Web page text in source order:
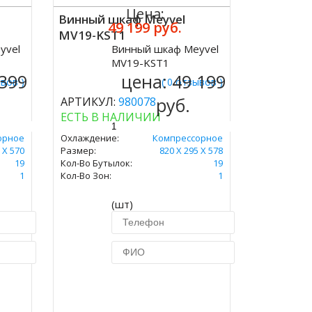
)
Х 570
19
1
Винный шкаф Meyvel
MV19-KST1
( 0 отзывов )
АРТИКУЛ: 980078
ЕСТЬ В НАЛИЧИИ
Охлаждение:
Компрессорное
Размер:
820 Х 295 Х 578
Кол-Во Бутылок:
19
Кол-Во Зон:
1
Цена:
49 199 руб.
Винный шкаф Meyvel
MV19-KST1
цена:49 199
руб.
(шт)